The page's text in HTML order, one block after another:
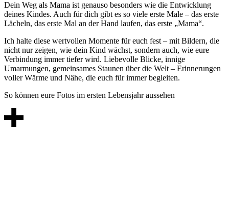
Dein Weg als Mama ist genauso besonders wie die Entwicklung
deines Kindes. Auch für dich gibt es so viele erste Male – das erste
Lächeln, das erste Mal an der Hand laufen, das erste „Mama“.
Ich halte diese wertvollen Momente für euch fest – mit Bildern, die
nicht nur zeigen, wie dein Kind wächst, sondern auch, wie eure
Verbindung immer tiefer wird. Liebevolle Blicke, innige
Umarmungen, gemeinsames Staunen über die Welt – Erinnerungen
voller Wärme und Nähe, die euch für immer begleiten.
So können eure Fotos im ersten Lebensjahr aussehen